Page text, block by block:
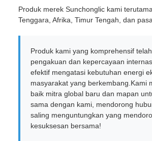
Produk merek Sunchonglic kami
Tenggara, Afrika, Timur Tengah, dan
Produk kami yang komprehensif
pengakuan dan kepercayaan
efektif mengatasi kebutuhan energi
masyarakat yang berkembang.Kami
baik mitra global baru dan mapan
sama dengan kami, mendorong
saling menguntungkan yang
kesuksesan bersama!